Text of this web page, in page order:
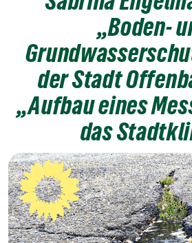
„Boden-
der Stadt
„Aufbau eines
das